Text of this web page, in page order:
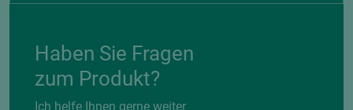
Haben Sie Fragen
zum Produkt?
Ich helfe Ihnen gerne weiter